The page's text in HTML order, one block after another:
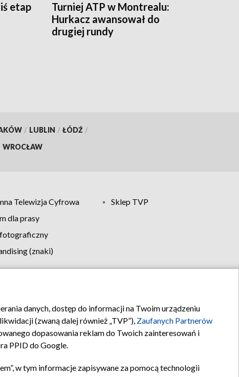
etap
Turniej ATP w Montrealu:
Hurkacz awansował do
drugiej rundy
/ LUBLIN / ŁÓDŹ /
WROCŁAW
Telewizja Cyfrowa
Sklep TVP
dla prasy
(znaki)
Kontakt
danych, dostęp do informacji na Twoim urządzeniu
(zwaną dalej również „TVP”), Zaufanych Partnerów
dopasowania reklam do Twoich zainteresowań i
PPID do Google.
w tym informacje zapisywane za pomocą technologii